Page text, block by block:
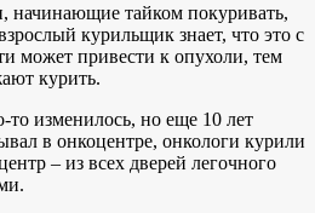
начинающие тайком покуривать,
курильщик знает, что это с
может привести к опухоли, тем
курить.
изменилось, но еще 10 лет
в онкоцентре, онкологи курили
– из всех дверей легочного